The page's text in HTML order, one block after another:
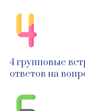
4 групповые
ответов на